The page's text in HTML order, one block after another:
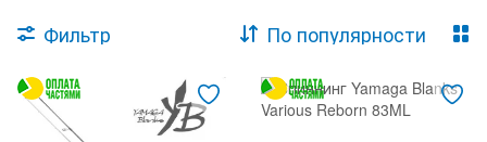
Фильтр По популярности